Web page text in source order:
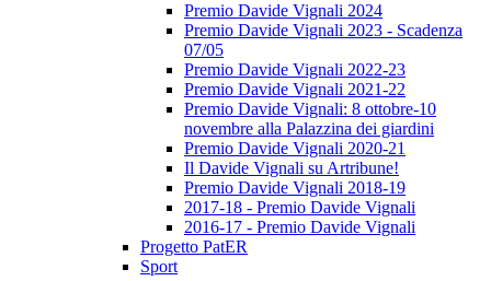
Premio Davide Vignali 2024
Premio Davide Vignali 2023 - Scadenza
07/05
Premio Davide Vignali 2022-23
Premio Davide Vignali 2021-22
Premio Davide Vignali: 8 ottobre-10
novembre alla Palazzina dei giardini
Premio Davide Vignali 2020-21
Il Davide Vignali su Artribune!
Premio Davide Vignali 2018-19
2017-18 - Premio Davide Vignali
2016-17 - Premio Davide Vignali
Progetto PatER
Sport